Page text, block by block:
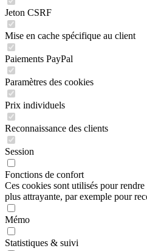
Jeton CSRF
Mise en cache spécifique au client
Paiements PayPal
Paramètres des cookies
Prix individuels
Reconnaissance des clients
Session
Fonctions de confort
Ces cookies sont utilisés pour
plus attrayante, par exemple pour
Mémo
Statistiques & suivi